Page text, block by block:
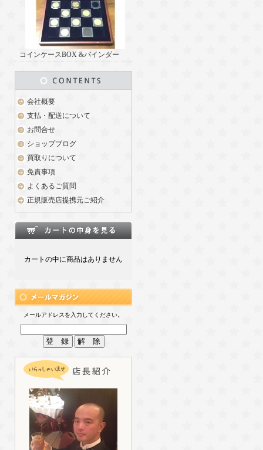
コインケースBOX &バインダー
会社概要
支払・配送について
お問合せ
ショップブログ
買取りについて
免責事項
よくあるご質問
正規販売店提携元ご紹介
カートの中に商品はありません
メールアドレスを入力してください。